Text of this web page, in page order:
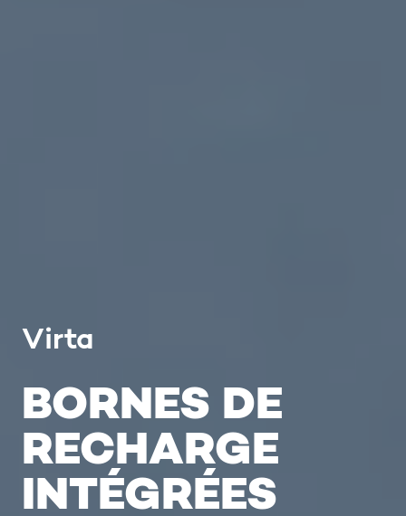
Virta
BORNES DE
RECHARGE
INTÉGRÉES